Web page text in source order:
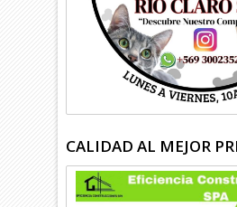
CALIDAD AL MEJOR